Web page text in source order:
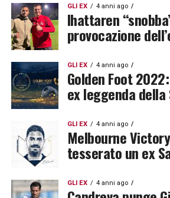
GLI EX 4 anni ago
Ihattaren
provocazione
GLI EX 4 anni ago
Golden Foot
ex leggenda della
GLI EX 4 anni ago
Melbourne
tesserato un ex
GLI EX 4 anni ago